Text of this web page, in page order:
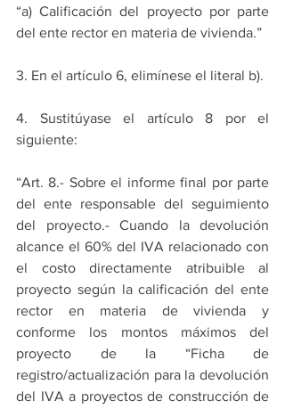
“a) Calificación del proyecto por parte
del ente rector en materia de vivienda.”
3. En el artículo 6, elimínese el literal b).
4. Sustitúyase el artículo 8 por el
siguiente:
“Art. 8.- Sobre el informe final por parte
del ente responsable del seguimiento
del proyecto.- Cuando la devolución
alcance el 60% del IVA relacionado con
el costo directamente atribuible al
proyecto según la calificación del ente
rector en materia de vivienda y
conforme los montos máximos del
proyecto de la “Ficha de
registro/actualización para la devolución
del IVA a proyectos de construcción de